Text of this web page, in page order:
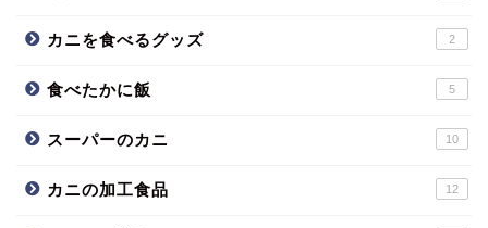
カニを食べるグッズ 2
食べたかに飯 5
スーパーのカニ 10
カニの加工食品 12